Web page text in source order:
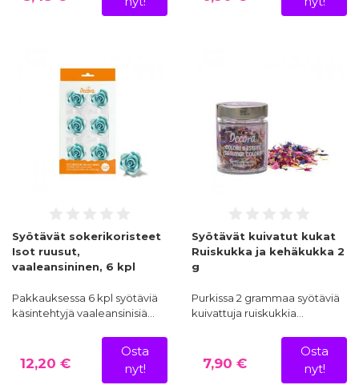
Syötävät sokerikoristeet
Isot ruusut,
vaaleansininen, 6 kpl
Pakkauksessa 6 kpl syötäviä
käsintehtyjä vaaleansinisiä…
12,20 €
Osta
nyt!
Syötävät kuivatut kukat
Ruiskukka ja kehäkukka 2
g
Purkissa 2 grammaa syötäviä
kuivattuja ruiskukkia…
7,90 €
Osta
nyt!